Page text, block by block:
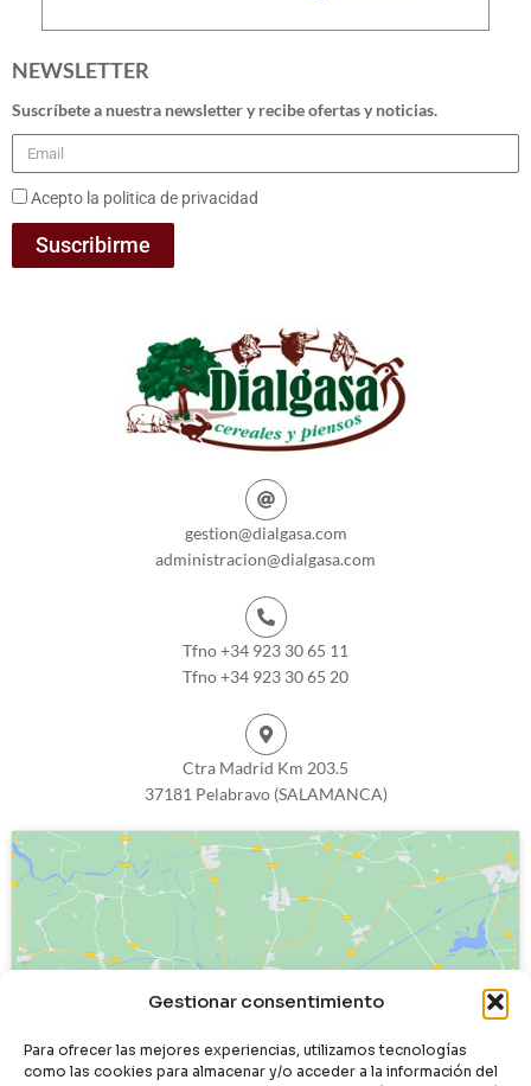
Gestionar consentimiento
Para ofrecer las mejores experiencias, utilizamos tecnologías
como las cookies para almacenar y/o acceder a la información del
NEWSLETTER
Suscríbete a nuestra newsletter y recibe ofertas y noticias.
Acepto la politica de privacidad
Suscribirme
gestion@dialgasa.com
administracion@dialgasa.com
Tfno +34 923 30 65 11
Tfno +34 923 30 65 20
Ctra Madrid Km 203.5
37181 Pelabravo (SALAMANCA)
Haz clic para aceptar cookies de